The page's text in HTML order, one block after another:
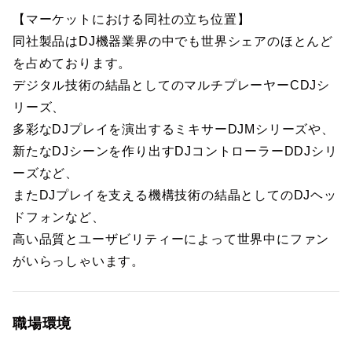
【マーケットにおける同社の立ち位置】
同社製品はDJ機器業界の中でも世界シェアのほとんど
を占めております。
デジタル技術の結晶としてのマルチプレーヤーCDJシ
リーズ、
多彩なDJプレイを演出するミキサーDJMシリーズや、
新たなDJシーンを作り出すDJコントローラーDDJシリ
ーズなど、
またDJプレイを支える機構技術の結晶としてのDJヘッ
ドフォンなど、
高い品質とユーザビリティーによって世界中にファン
がいらっしゃいます。
職場環境